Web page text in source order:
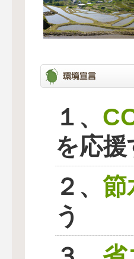
１、
を応援
２、 節
う